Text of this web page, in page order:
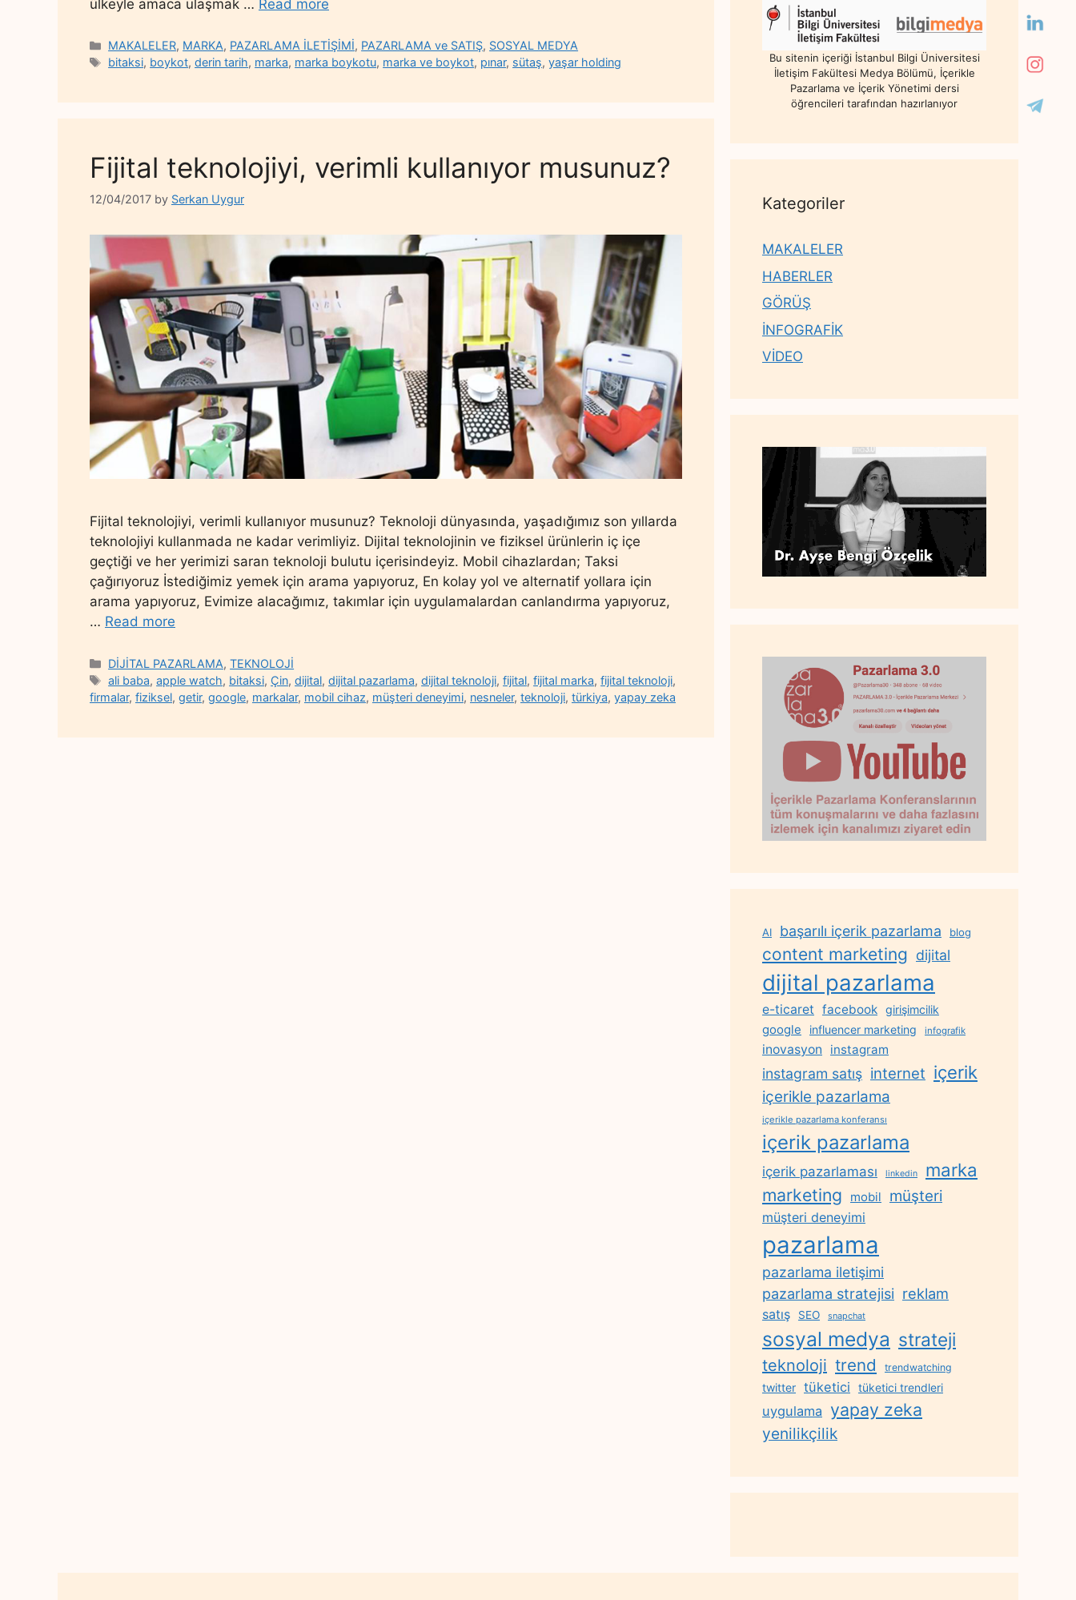
ülkeyle amaca ulaşmak … Read more
Categories
MAKALELER, MARKA, PAZARLAMA İLETİŞİMİ, PAZARLAMA ve SATIŞ, SOSYAL MEDYA
Tags
bitaksi, boykot,derin tarih, marka, marka boykotu, marka ve boykot, pınar, sütaş,yaşar holding
Fijital teknolojiyi, verimli kullanıyor musunuz?
12/04/2017 by Serkan Uygur
Fijital teknolojiyi, verimli kullanıyor musunuz? Teknoloji dünyasında, yaşadığımız son yıllarda
teknolojiyi kullanmada ne kadar verimliyiz. Dijital teknolojinin ve fiziksel ürünlerin iç içe
geçtiği ve her yerimizi saran teknoloji bulutu içerisindeyiz. Mobil cihazlardan; Taksi
çağırıyoruz İstediğimiz yemek için arama yapıyoruz, En kolay yol ve alternatif yollara için
arama yapıyoruz, Evimize alacağımız, takımlar için uygulamalardan canlandırma yapıyoruz,
… Read more
Categories
DİJİTAL PAZARLAMA,TEKNOLOJİ
Tags
ali baba,apple watch, bitaksi, Çin,dijital,dijital pazarlama,dijital teknoloji,fijital,fijital marka,fijital teknoloji,
firmalar, fiziksel, getir, google, markalar, mobil cihaz, müşteri deneyimi, nesneler, teknoloji, türkiya, yapay zeka
Bu sitenin içeriği İstanbul Bilgi Üniversitesi
İletişim Fakültesi Medya Bölümü, İçerikle
Pazarlama ve İçerik Yönetimi dersi
öğrencileri tarafından hazırlanıyor
Kategoriler
MAKALELER
HABERLER
GÖRÜŞ
İNFOGRAFİK
VİDEO
AI başarılı içerik pazarlama blog
content marketing dijital
dijital pazarlama
e-ticaret facebook girişimcilik
google influencer marketing infografik
inovasyon instagram
instagram satış internet içerik
içerikle pazarlama
içerikle pazarlama konferansı
içerik pazarlama
içerik pazarlaması linkedin marka
marketing mobil müşteri
müşteri deneyimi
pazarlama
pazarlama iletişimi
pazarlama stratejisi reklam
satış SEO snapchat
sosyal medya strateji
teknoloji trend trendwatching
twitter tüketici tüketici trendleri
uygulama yapay zeka
yenilikçilik